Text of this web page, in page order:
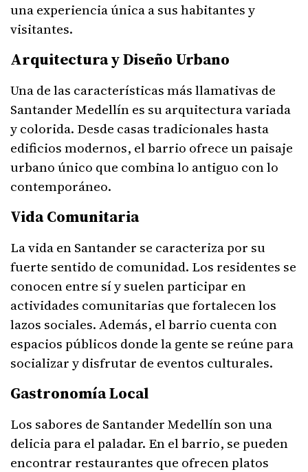
una experiencia única a sus habitantes y
visitantes.
Arquitectura y Diseño Urbano
Una de las características más llamativas de
Santander Medellín es su arquitectura variada
y colorida. Desde casas tradicionales hasta
edificios modernos, el barrio ofrece un paisaje
urbano único que combina lo antiguo con lo
contemporáneo.
Vida Comunitaria
La vida en Santander se caracteriza por su
fuerte sentido de comunidad. Los residentes se
conocen entre sí y suelen participar en
actividades comunitarias que fortalecen los
lazos sociales. Además, el barrio cuenta con
espacios públicos donde la gente se reúne para
socializar y disfrutar de eventos culturales.
Gastronomía Local
Los sabores de Santander Medellín son una
delicia para el paladar. En el barrio, se pueden
encontrar restaurantes que ofrecen platos